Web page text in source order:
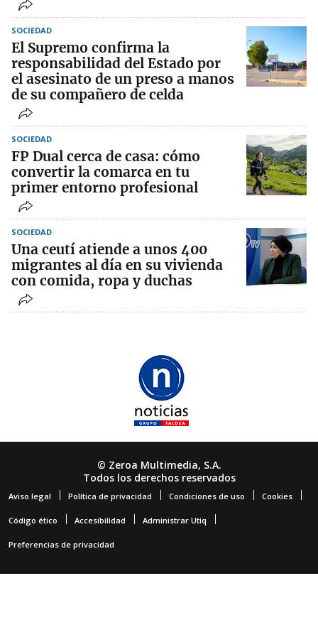
SOCIEDAD
El Supremo confirma la
responsabilidad del Estado por
el asesinato de un preso a manos
de su compañero de celda
SOCIEDAD
FP Dual cerca de casa: cómo
convertir la comarca en tu
primer entorno profesional
SOCIEDAD
Una ceutí atiende a unos 400
migrantes al día en su vivienda
con comida, ropa y duchas
© Zeroa Multimedia, S.A.
Todos los derechos reservados
Aviso legal Política de privacidad Condiciones de uso Cookies
Código ético Accesibilidad Administrar Utiq
Preferencias de privacidad